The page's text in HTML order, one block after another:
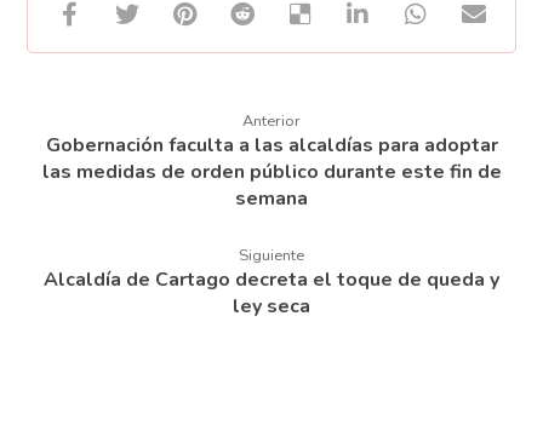
Anterior
Gobernación faculta a las alcaldías para adoptar
las medidas de orden público durante este fin de
semana
Siguiente
Alcaldía de Cartago decreta el toque de queda y
ley seca